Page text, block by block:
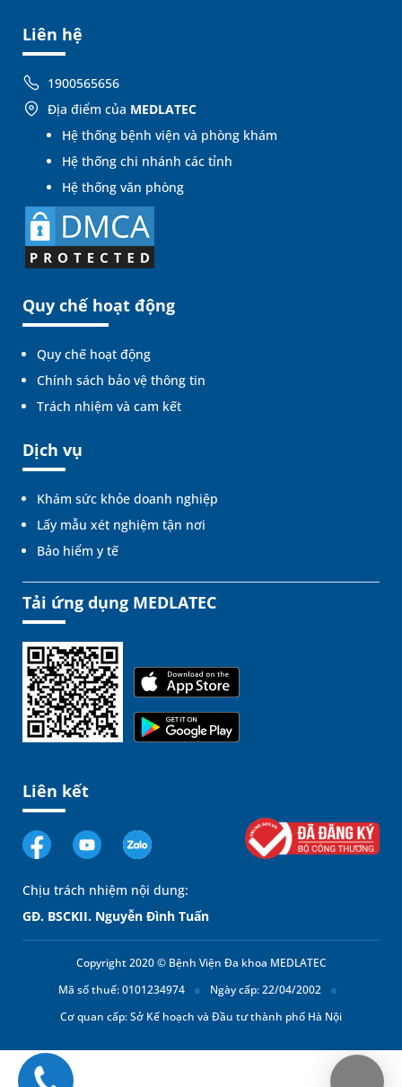
Liên hệ
1900565656
Địa điểm của MEDLATEC
Hệ thống bệnh viện và phòng khám
Hệ thống chi nhánh các tỉnh
Hệ thống văn phòng
Quy chế hoạt động
Quy chế hoạt động
Chính sách bảo vệ thông tin
Trách nhiệm và cam kết
Dịch vụ
Khám sức khỏe doanh nghiệp
Lấy mẫu xét nghiệm tận nơi
Bảo hiểm y tế
Tải ứng dụng MEDLATEC
Liên kết
Chịu trách nhiệm nội dung:
GĐ. BSCKII. Nguyễn Đình Tuấn
Copyright 2020 © Bệnh Viện Đa khoa MEDLATEC
Mã số thuế: 0101234974
Ngày cấp: 22/04/2002
Cơ quan cấp: Sở Kế hoạch và Đầu tư thành phố Hà Nội